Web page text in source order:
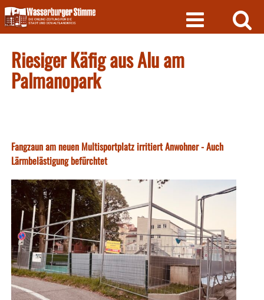
Skip
to
content
Riesiger Käfig aus Alu am
Palmanopark
Fangzaun am neuen Multisportplatz irritiert Anwohner - Auch
Lärmbelästigung befürchtet